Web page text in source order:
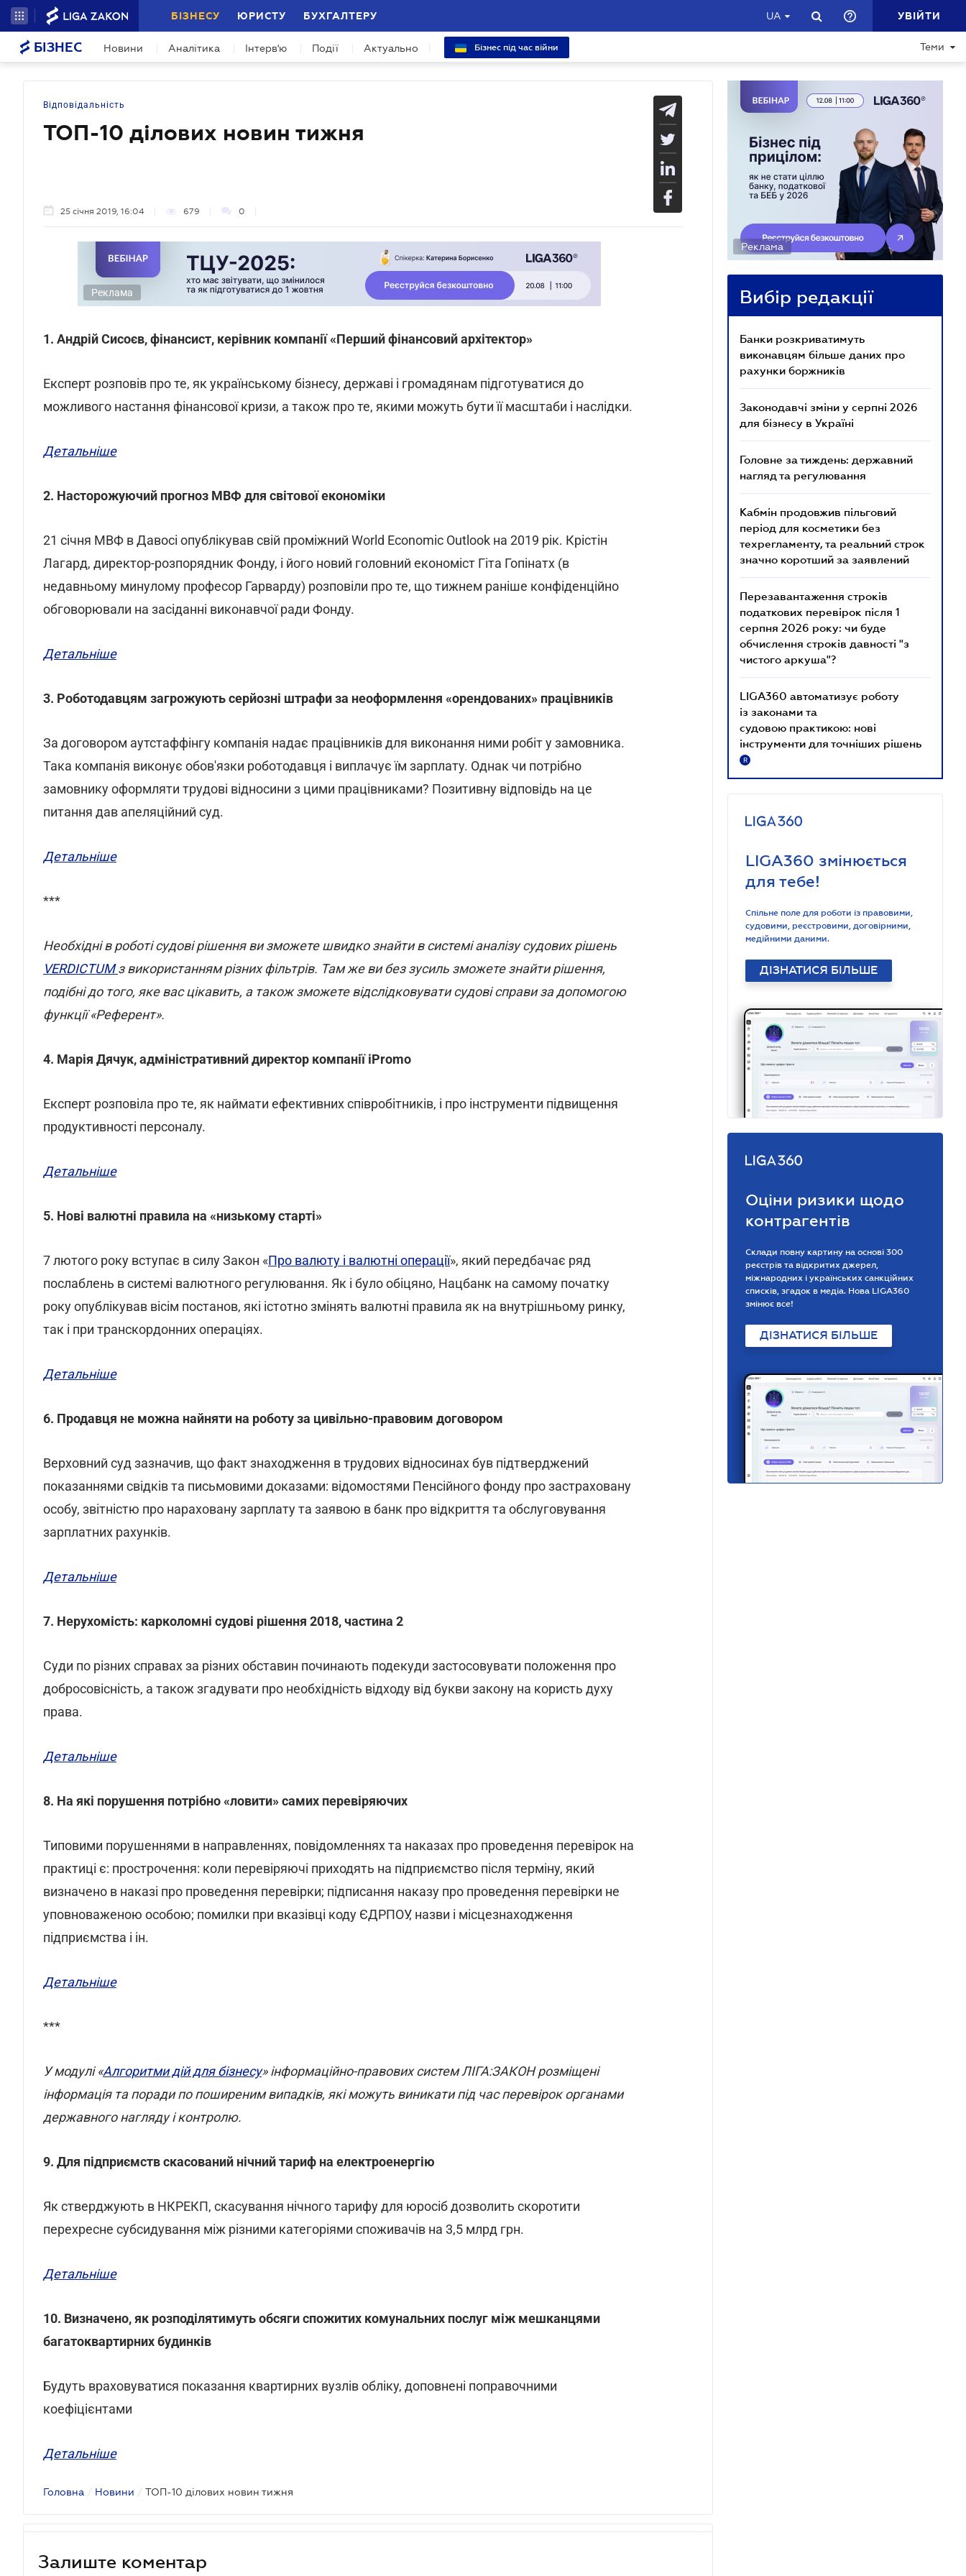
БІЗНЕСУ ЮРИСТУ БУХГАЛТЕРУ UA УВІЙТИ
БІЗНЕС Новини Аналітика Інтерв'ю Події Актуально Бізнес під час війни Теми
Відповідальність
ТОП-10 ділових новин тижня
25 січня 2019, 16:04 679 0
Реклама
1. Андрій Сисоєв, фінансист, керівник компанії «Перший фінансовий архітектор»
Експерт розповів про те, як українському бізнесу, державі і громадянам підготуватися до
можливого настання фінансової кризи, а також про те, якими можуть бути її масштаби і наслідки.
Детальніше
2. Насторожуючий прогноз МВФ для світової економіки
21 січня МВФ в Давосі опублікував свій проміжний World Economic Outlook на 2019 рік. Крістін
Лагард, директор-розпорядник Фонду, і його новий головний економіст Гіта Гопінатх (в
недавньому минулому професор Гарварду) розповіли про те, що тижнем раніше конфіденційно
обговорювали на засіданні виконавчої ради Фонду.
Детальніше
3. Роботодавцям загрожують серйозні штрафи за неоформлення «орендованих» працівників
За договором аутстаффінгу компанія надає працівників для виконання ними робіт у замовника.
Така компанія виконує обов'язки роботодавця і виплачує їм зарплату. Однак чи потрібно
замовнику оформляти трудові відносини з цими працівниками? Позитивну відповідь на це
питання дав апеляційний суд.
Детальніше
***
Необхідні в роботі судові рішення ви зможете швидко знайти в системі аналізу судових рішень
VERDICTUMз використанням різних фільтрів. Там же ви без зусиль зможете знайти рішення,
подібні до того, яке вас цікавить, а також зможете відслідковувати судові справи за допомогою
функції «Референт».
4. Марія Дячук, адміністративний директор компанії iPromo
Експерт розповіла про те, як наймати ефективних співробітників, і про інструменти підвищення
продуктивності персоналу.
Детальніше
5. Нові валютні правила на «низькому старті»
7 лютого року вступає в силу Закон «Про валюту і валютні операції», який передбачає ряд
послаблень в системі валютного регулювання. Як і було обіцяно, Нацбанк на самому початку
року опублікував вісім постанов, які істотно змінять валютні правила як на внутрішньому ринку,
так і при транскордонних операціях.
Детальніше
6. Продавця не можна найняти на роботу за цивільно-правовим договором
Верховний суд зазначив, що факт знаходження в трудових відносинах був підтверджений
показаннями свідків та письмовими доказами: відомостями Пенсійного фонду про застраховану
особу, звітністю про нараховану зарплату та заявою в банк про відкриття та обслуговування
зарплатних рахунків.
Детальніше
7. Нерухомість: карколомні судові рішення 2018, частина 2
Суди по різних справах за різних обставин починають подекуди застосовувати положення про
добросовісність, а також згадувати про необхідність відходу від букви закону на користь духу
права.
Детальніше
8. На які порушення потрібно «ловити» самих перевіряючих
Типовими порушеннями в направленнях, повідомленнях та наказах про проведення перевірок на
практиці є: прострочення: коли перевіряючі приходять на підприємство після терміну, який
визначено в наказі про проведення перевірки; підписання наказу про проведення перевірки не
уповноваженою особою; помилки при вказівці коду ЄДРПОУ, назви і місцезнаходження
підприємства і ін.
Детальніше
***
У модулі «Алгоритми дій для бізнесу» інформаційно-правових систем ЛІГА:ЗАКОН розміщені
інформація та поради по поширеним випадків, які можуть виникати під час перевірок органами
державного нагляду і контролю.
9. Для підприємств скасований нічний тариф на електроенергію
Як стверджують в НКРЕКП, скасування нічного тарифу для юросіб дозволить скоротити
перехресне субсидування між різними категоріями споживачів на 3,5 млрд грн.
Детальніше
10. Визначено, як розподілятимуть обсяги спожитих комунальних послуг між мешканцями
багатоквартирних будинків
Будуть враховуватися показання квартирних вузлів обліку, доповнені поправочними
коефіцієнтами
Детальніше
Головна / Новини / ТОП-10 ділових новин тижня
Залиште коментар
Реклама
Вибір редакції
Банки розкриватимуть
виконавцям більше даних про
рахунки боржників
Законодавчі зміни у серпні 2026
для бізнесу в Україні
Головне за тиждень: державний
нагляд та регулювання
Кабмін продовжив пільговий
період для косметики без
техрегламенту, та реальний строк
значно коротший за заявлений
Перезавантаження строків
податкових перевірок після 1
серпня 2026 року: чи буде
обчислення строків давності "з
чистого аркуша"?
LIGA360 автоматизує роботу
із законами та
судовою практикою: нові
інструменти для точніших рішень
R
LIGA360 змінюється
для тебе!
Спільне поле для роботи із правовими,
судовими, реєстровими, договірними,
медійними даними.
ДІЗНАТИСЯ БІЛЬШЕ
Оціни ризики щодо
контрагентів
Склади повну картину на основі 300
реєстрів та відкритих джерел,
міжнародних і українських санкційних
списків, згадок в медіа. Нова LIGA360
змінює все!
ДІЗНАТИСЯ БІЛЬШЕ